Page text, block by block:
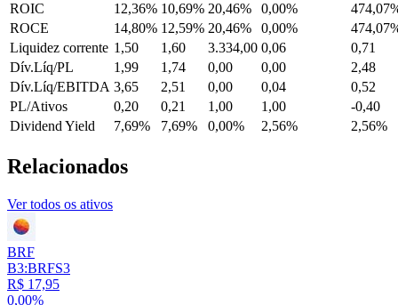
ROIC
12,36% 10,69% 20,46% 0,00%
ROCE
14,80% 12,59% 20,46% 0,00%
Liquidez corrente 1,50 1,60 3.334,00 0,06
0,71
Dív.Líq/PL
1,99 1,74 0,00 0,00
2,48
Dív.Líq/EBITDA 3,65 2,51 0,00 0,04
0,52
PL/Ativos
0,20 0,21 1,00 1,00
-0,40
Dividend Yield
7,69% 7,69% 0,00% 2,56% 2,56%
Relacionados
Ver todos os ativos
BRF
B3:BRFS3
R$ 17,95
0,00%